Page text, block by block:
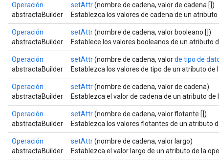
Operación
abstractaBuilder
setAttr(nombre de cadena, valor de cadena [])
Establezca los valores de cadena de un
Operación
abstractaBuilder
setAttr(nombre de cadena, valor booleano [])
Establece los valores booleanos de un atributo
Operación
abstractaBuilder
setAttr(nombre de cadena, valorde tipo de
Establezca los valores de tipo de un atributo
Operación
abstractaBuilder
setAttr(nombre de cadena, valor de cadena)
Establezca el valor de cadena de un atributo
Operación
abstractaBuilder
setAttr(nombre de cadena, valor flotante [])
Establezca los valores flotantes de un atributo
Operación
abstractaBuilder
setAttr(nombre de cadena, valor largo)
Establezca el valor largo de un atributo de la